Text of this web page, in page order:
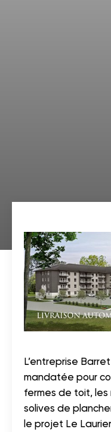
L’entreprise
mandatée pour
fermes de toit,
solives de
le projet Le